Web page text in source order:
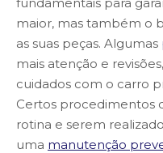
maior, mas também o
as suas peças. Algumas
mais atenção e
cuidados com o carro
Certos procedimentos
rotina e serem
uma manutenção